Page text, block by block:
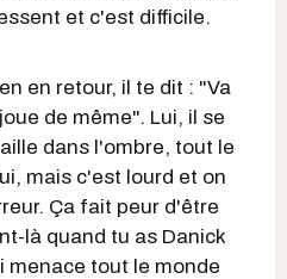
et c'est difficile.
en retour, il te dit : "Va
de même". Lui, il se
dans l'ombre, tout le
mais c'est lourd et on
Ça fait peur d'être
là quand tu as Danick
menace tout le monde